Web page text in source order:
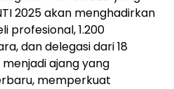
2025 akan menghadirkan
profesional, 1.200
dan delegasi dari 18
menjadi ajang yang
memperkuat